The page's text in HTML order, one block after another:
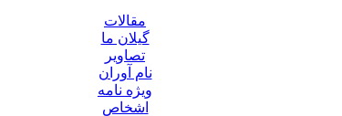
مقالات
گیلان ما
تصاویر
نام آوران
ویژه نامه
اشخاص